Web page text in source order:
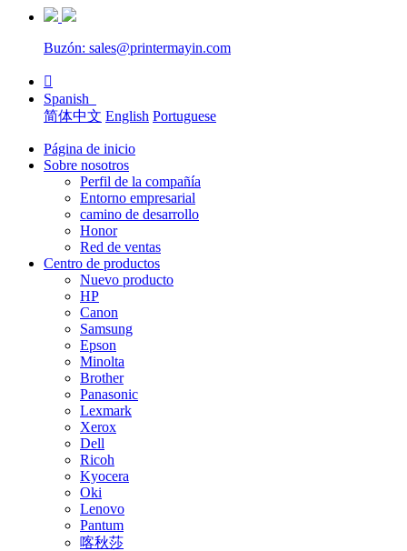
Buzón: sales@printermayin.com

Spanish
简体中文 English Portuguese
Página de inicio
Sobre nosotros
Perfil de la compañía
Entorno empresarial
camino de desarrollo
Honor
Red de ventas
Centro de productos
Nuevo producto
HP
Canon
Samsung
Epson
Minolta
Brother
Panasonic
Lexmark
Xerox
Dell
Ricoh
Kyocera
Oki
Lenovo
Pantum
喀秋莎